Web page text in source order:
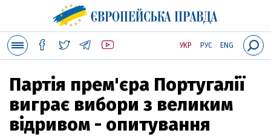
УКР РУС ENG
Партія прем'єра Португалії
виграє вибори з великим
відривом - опитування